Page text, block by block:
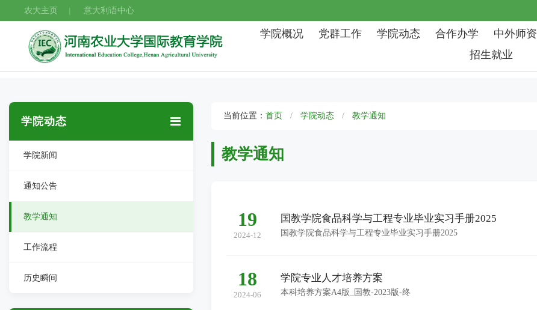
农大主页 | 意大利语中心
学院概况 党群工作 学院动态 合作办学 中外师资
招生就业
学院动态
学院新闻
通知公告
教学通知
工作流程
历史瞬间
当前位置： 首页 学院动态 教学通知
教学通知
19
2024-12
国教学院食品科学与工程专业毕业实习手册2025
国教学院食品科学与工程专业毕业实习手册2025
18
2024-06
学院专业人才培养方案
本科培养方案A4版_国教-2023版-终